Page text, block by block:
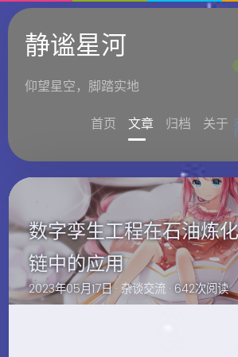
静谧星河
仰望星空，脚踏实地
首页
文章 归档 关于
数字孪生工程在石油炼
链中的应用
2023年05月17日 ·杂谈交流 · 642次阅读